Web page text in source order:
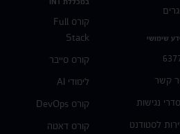
שימושי
קשר
נגישות
לסטודנט
קורס Full
Stack
קורס סייבר
לימודי AI
קורס DevOps
קורס דאטה